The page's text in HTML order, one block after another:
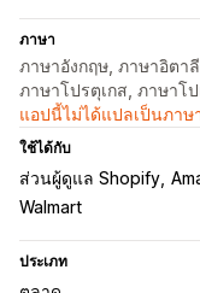
ภาษา
ภาษาอังกฤษ, ภาษาอิตา
ภาษาโปรตุเกส, ภาษาโ
แอปนี้ไม่ได้แปลเป็นภาษ
ใช้ได้กับ
ส่วนผู้ดูแล Shopify
Walmart
ประเภท